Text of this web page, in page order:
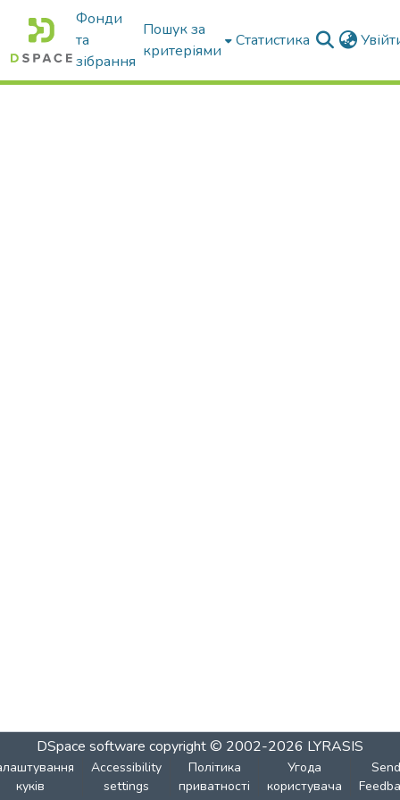
Фонди
та
зібрання
Пошук за
критеріями
Статистика
DSpace software copyright © 2002-2026 LYRASIS
куків
Accessibility
settings
Політика
приватності
Угода
користувача
Send